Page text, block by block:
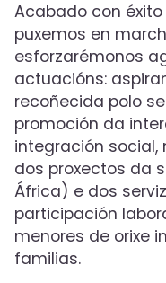
Acabado con
puxemos en
esforzarémonos
actuacións:
recoñecida polo
promoción da
integración
dos proxectos da
África) e dos
participación
menores de orixe
familias.